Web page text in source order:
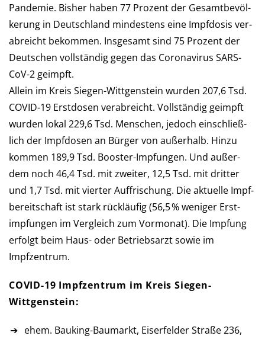
Pan­de­mie. Bis­her haben 77 Pro­zent der Ge­samt­be­völ­
ke­rung in Deutsch­land min­des­tens eine Impf­dosis ver­
ab­reicht be­kommen. Ins­ge­samt sind 75 Pro­zent der
Deutschen voll­stän­dig gegen das Corona­virus SARS-
CoV-2 geimpft.
Allein im Kreis Siegen-Wittgenstein wur­den 207,6 Tsd.
COVID-19 Erst­dosen verabreicht. Voll­stän­dig ge­impft
wurden lokal 229,6 Tsd. Men­schen, je­doch ein­schließ­
lich der Impf­do­sen an Bür­ger von außerhalb. Hinzu
kommen 189,9 Tsd. Booster-Impfungen. Und außer­
dem noch 46,4 Tsd. mit zwei­ter, 12,5 Tsd. mit drit­ter
und 1,7 Tsd. mit vier­ter Auf­frischung. Die aktu­elle Impf­
be­reit­schaft ist stark rückläufig (56,5 % weni­ger Erst­
imp­fun­gen im Ver­gleich zum Vor­mo­nat). Die Imp­fung
er­folgt beim Haus- oder Betriebs­arzt so­wie im
Impfzentrum.
COVID-19 Impfzentrum im Kreis Siegen-
Wittgenstein:
ehem. Bauking-Baumarkt, Eiserfelder Straße 236,